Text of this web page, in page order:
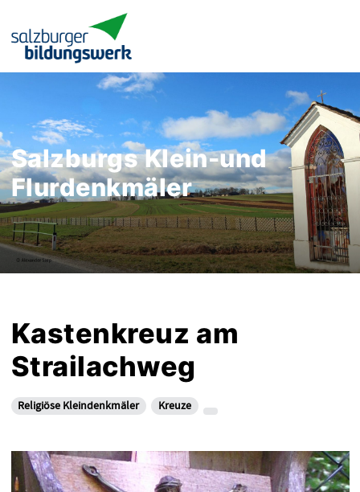
Salzburgs Klein-und
Flurdenkmäler
Kastenkreuz am
Strailachweg
Religiöse Kleindenkmäler Kreuze